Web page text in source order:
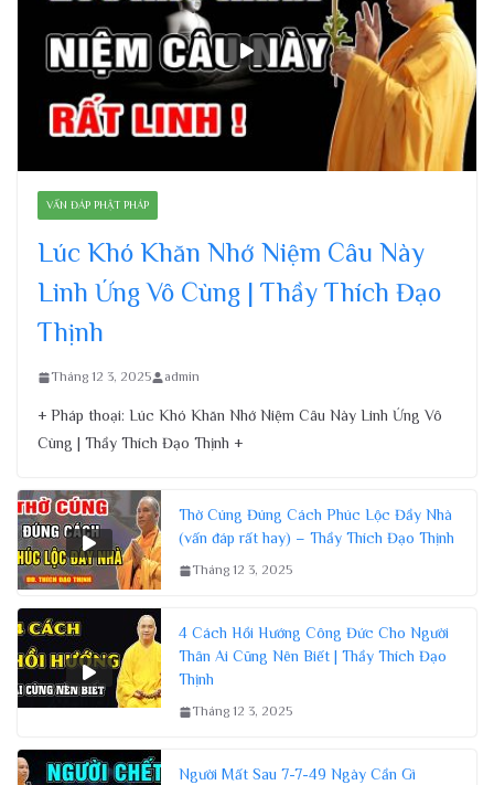
VẤN ĐÁP PHẬT PHÁP
Lúc Khó Khăn Nhớ Niệm Câu Này
Linh Ứng Vô Cùng | Thầy Thích Đạo
Thịnh
Tháng 12 3, 2025 admin
+ Pháp thoại: Lúc Khó Khăn Nhớ Niệm Câu Này Linh Ứng Vô
Cùng | Thầy Thích Đạo Thịnh +
Thờ Cúng Đúng Cách Phúc Lộc Đầy Nhà
(vấn đáp rất hay) – Thầy Thích Đạo Thịnh
Tháng 12 3, 2025
4 Cách Hồi Hướng Công Đức Cho Người
Thân Ai Cũng Nên Biết | Thầy Thích Đạo
Thịnh
Tháng 12 3, 2025
Người Mất Sau 7-7-49 Ngày Cần Gì